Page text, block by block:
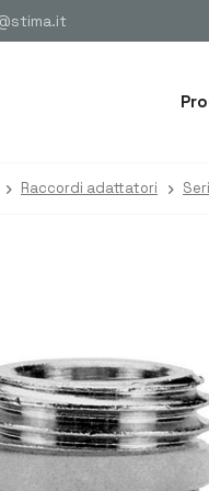
Raccordi adattatori